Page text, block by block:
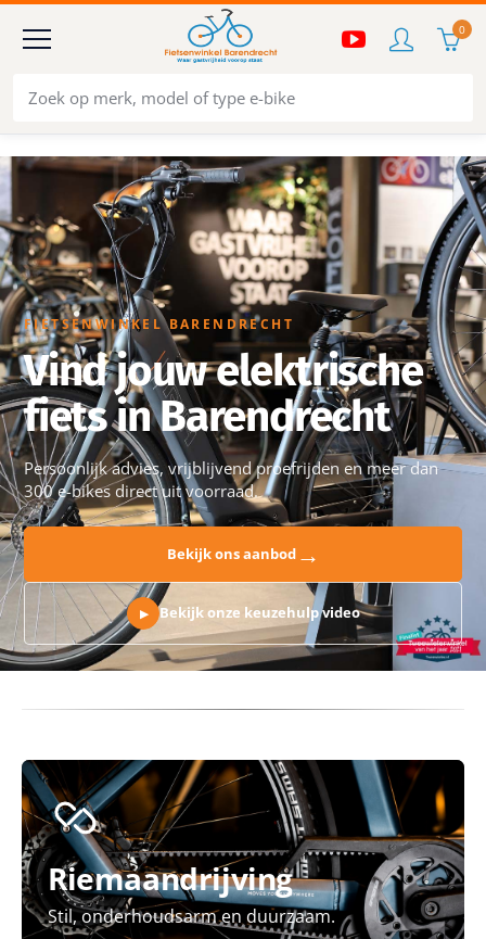
0
FIETSENWINKEL BARENDRECHT
Vind jouw elektrische
fiets in Barendrecht
Persoonlijk advies, vrijblijvend proefrijden en meer dan
300 e-bikes direct uit voorraad.
Bekijk ons aanbod→
▶ Bekijk onze keuzehulp video
Riemaandrijving
Stil, onderhoudsarm en duurzaam.